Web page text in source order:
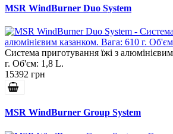
MSR WindBurner Duo System
Система приготування їжі з
г. Об'єм: 1,8 L.
15392 грн
MSR WindBurner Group System